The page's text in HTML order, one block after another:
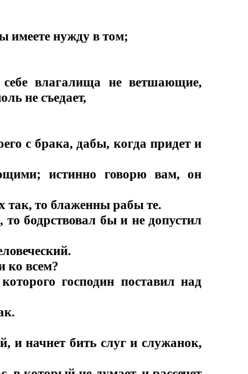
имеете нужду в том;
влагалища не ветшающие,
не съедает,
с брака, дабы, когда придет и
истинно говорю вам, он
так, то блаженны рабы те.
бодрствовал бы и не допустил
ко всем?
господин поставил над
и начнет бить слуг и служанок,